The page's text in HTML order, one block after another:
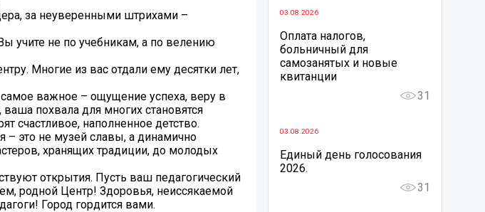
за неуверенными штрихами –
учите не по учебникам, а по велению
Многие из вас отдали ему десятки лет,
важное – ощущение успеха, веру в
похвала для многих становятся
счастливое, наполненное детство.
– это не музей славы, а динамично
хранящих традиции, до молодых
открытия. Пусть ваш педагогический
родной Центр! Здоровья, неиссякаемой
Город гордится вами.
03.08.2026
Оплата налогов,
больничный для
самозанятых и новые
квитанции
31
03.08.2026
Единый день голосования
2026.
31